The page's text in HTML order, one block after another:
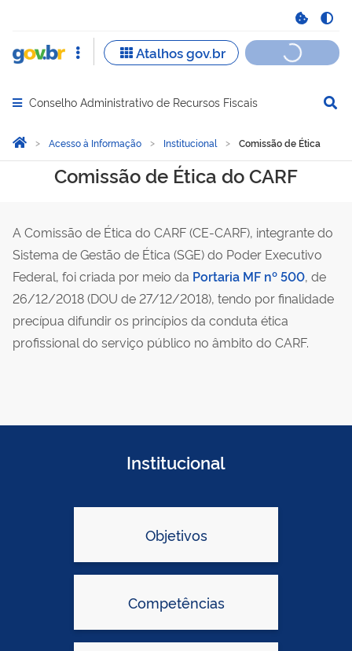
Abrir menu principal de navegação
Conselho Administrativo de Recursos Fiscais
Você está aqui:
Página Inicial
Acesso à Informação Institucional Comissão de Ética
Comissão de Ética
Comissão de Ética do CARF
A Comissão de Ética do CARF (CE-CARF), integrante do
Sistema de Gestão de Ética (SGE) do Poder Executivo
Federal, foi criada por meio da Portaria MF nº 500, de
26/12/2018 (DOU de 27/12/2018), tendo por finalidade
precípua difundir os princípios da conduta ética
profissional do serviço público no âmbito do CARF.
Institucional
Objetivos
Competências